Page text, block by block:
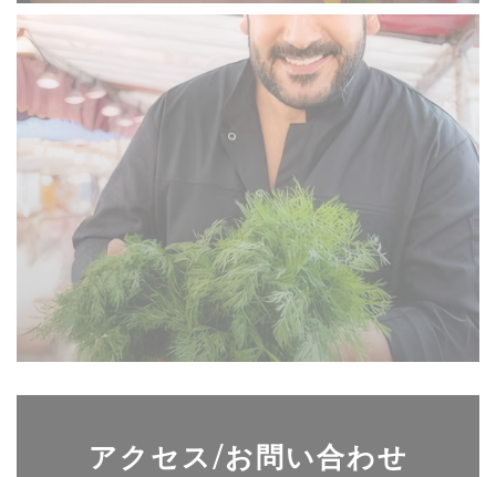
アクセス/お問い合わせ